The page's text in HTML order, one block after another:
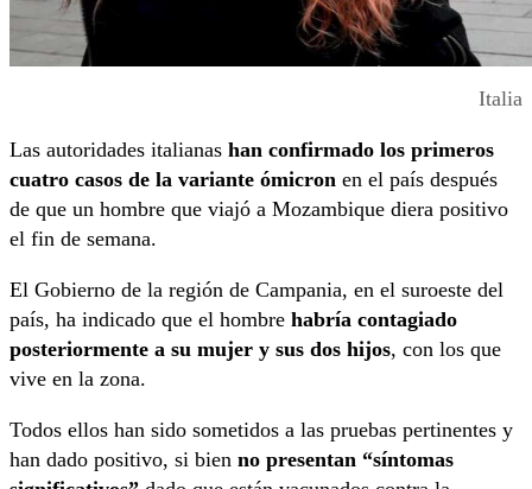
Italia
Las autoridades italianas han confirmado los primeros
cuatro casos de la variante ómicron en el país después
de que un hombre que viajó a Mozambique diera positivo
el fin de semana.
El Gobierno de la región de Campania, en el suroeste del
país, ha indicado que el hombre habría contagiado
posteriormente a su mujer y sus dos hijos, con los que
vive en la zona.
Todos ellos han sido sometidos a las pruebas pertinentes y
han dado positivo, si bien no presentan “síntomas